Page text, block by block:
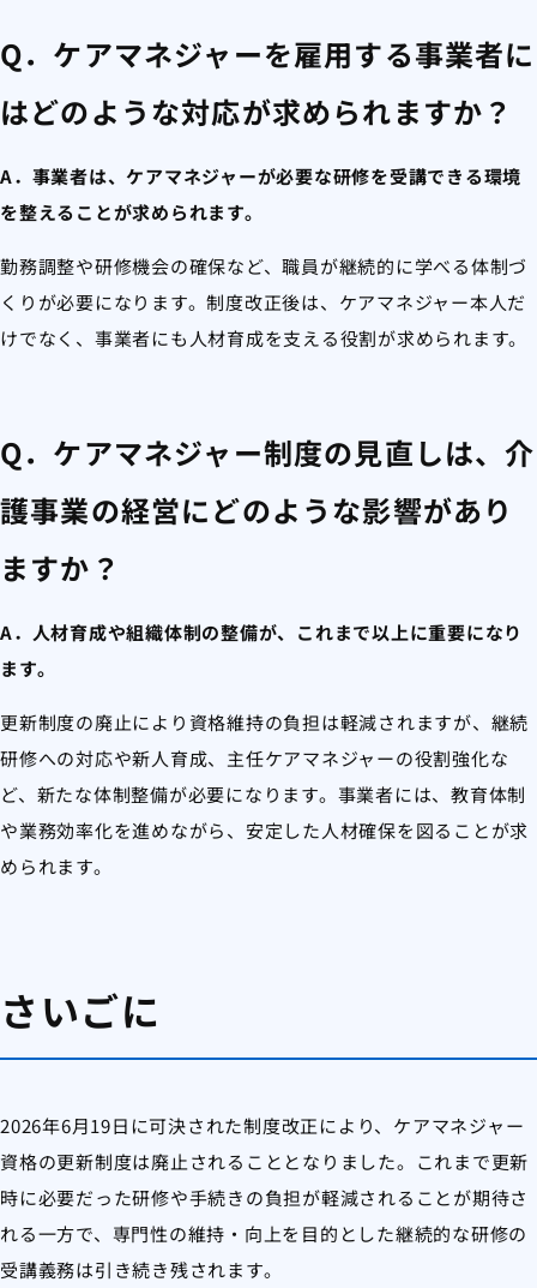
Q．ケアマネジャーを雇用する事業者に
はどのような対応が求められますか？
A．事業者は、ケアマネジャーが必要な研修を受講できる環境
を整えることが求められます。
勤務調整や研修機会の確保など、職員が継続的に学べる体制づ
くりが必要になります。制度改正後は、ケアマネジャー本人だ
けでなく、事業者にも人材育成を支える役割が求められます。
Q．ケアマネジャー制度の見直しは、介
護事業の経営にどのような影響があり
ますか？
A．人材育成や組織体制の整備が、これまで以上に重要になり
ます。
更新制度の廃止により資格維持の負担は軽減されますが、継続
研修への対応や新人育成、主任ケアマネジャーの役割強化な
ど、新たな体制整備が必要になります。事業者には、教育体制
や業務効率化を進めながら、安定した人材確保を図ることが求
められます。
さいごに
2026年6月19日に可決された制度改正により、ケアマネジャー
資格の更新制度は廃止されることとなりました。これまで更新
時に必要だった研修や手続きの負担が軽減されることが期待さ
れる一方で、専門性の維持・向上を目的とした継続的な研修の
受講義務は引き続き残されます。